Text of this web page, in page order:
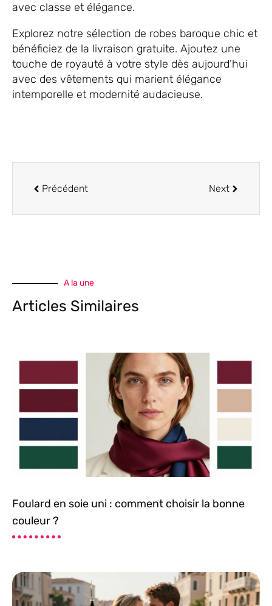
avec classe et élégance.
Explorez notre sélection de robes baroque chic et
bénéficiez de la livraison gratuite. Ajoutez une
touche de royauté à votre style dès aujourd’hui
avec des vêtements qui marient élégance
intemporelle et modernité audacieuse.
Précédent Next
A la une
Articles Similaires
Foulard en soie uni : comment choisir la bonne
couleur ?